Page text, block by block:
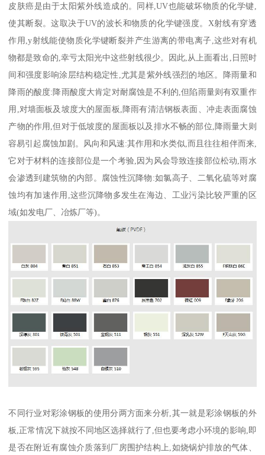
皮肤癌是由于太阳紫外线造成的。同样,UV也能破坏物质的化学键,
使其断裂。这取决于UV的波长和物质的化学键强度。X射线有穿透
作用,y射线能使物质化学键断裂并产生游离的带电离子,这些对有机
物都是致命的,幸亏太阳光中这些射线很少。因此,从上面看出,日照时
间和强度影响涂层结构稳定性,尤其是紫外线强烈的地区。降雨量和
降雨的酸度:降雨酸度大肯定对耐腐蚀是不利的,但陷雨量则有双重作
用,对墙面板及坡度大的屋面板,降雨有清洁钢板表面、冲走表面腐蚀
产物的作用,但对于低坡度的屋面板以及排水不畅的部位,降雨量大则
容易引起腐蚀加剧。风向和风速:其作用和水类似,而且往往相伴而来,
它对于材料的连接部位是一个考验,因为风会导致连接部位松动,雨水
会渗透到建筑物的内部。腐蚀性沉降物:如氯高子、二氧化硫等对腐
蚀均有加速作用,这些沉降物多发生在海边、工业污染比较严重的区
域(如发电厂、冶炼厂等)。
不同行业对彩涂钢板的使用分两方面来分析,其一就是彩涂钢板的外
板,正常情况下就按不同地区选择就行了,但也要考虑小环境的影响,即
是否在附近有腐蚀介质落到厂房围护结构上,如烧锅炉排放的气体、